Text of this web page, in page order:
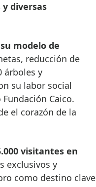
diversas
modelo de
reducción de
árboles y
su labor social
Caico.
el corazón de la
visitantes en
exclusivos y
como destino clave